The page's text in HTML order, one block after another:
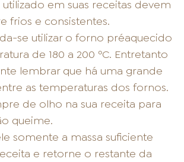
em suas receitas devem
frios e consistentes.
se utilizar o forno préaquecido
de 180 a 200 ºC. Entretanto
lembrar que há uma grande
as temperaturas dos fornos.
de olho na sua receita para
queime.
somente a massa suficiente
e retorne o restante da